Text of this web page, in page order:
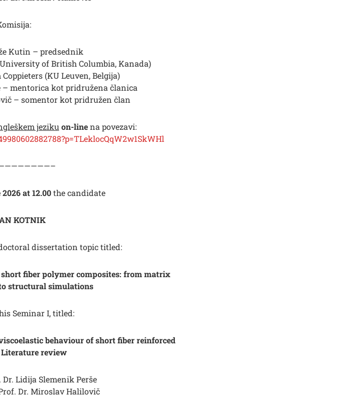
Kutin – predsednik
of British Columbia, Kanada)
(KU Leuven, Belgija)
– mentorica kot pridružena članica
– somentor kot pridružen član
jeziku on-linena povezavi:
at 12.00the candidate
KOTNIK
dissertation topic titled:
fiber polymer composites: from matrix
structural simulations
Seminar I, titled:
behaviour of short fiber reinforced
review
Lidija Slemenik Perše
Dr. Miroslav Halilovič